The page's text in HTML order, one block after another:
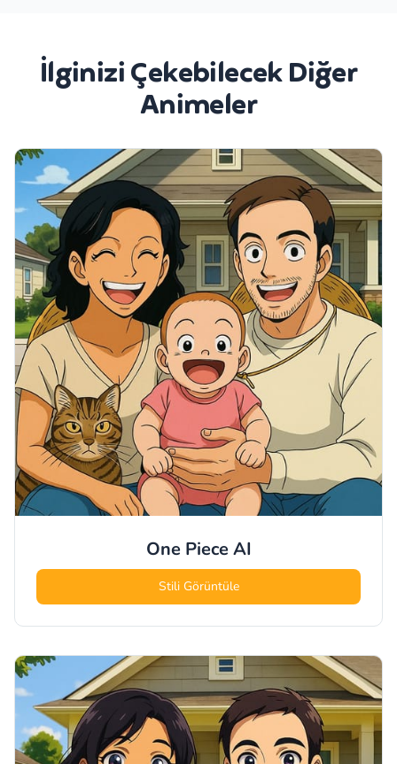
İlginizi Çekebilecek Diğer
Animeler
One PieceAI
Stili Görüntüle